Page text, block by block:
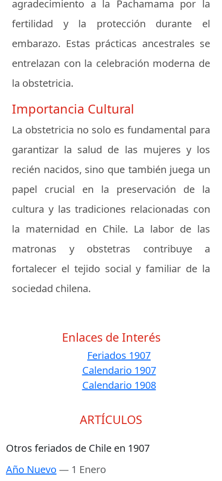
agradecimiento a la Pachamama por la
fertilidad y la protección durante el
embarazo. Estas prácticas ancestrales se
entrelazan con la celebración moderna de
la obstetricia.
Importancia Cultural
La obstetricia no solo es fundamental para
garantizar la salud de las mujeres y los
recién nacidos, sino que también juega un
papel crucial en la preservación de la
cultura y las tradiciones relacionadas con
la maternidad en Chile. La labor de las
matronas y obstetras contribuye a
fortalecer el tejido social y familiar de la
sociedad chilena.
Enlaces de Interés
Feriados 1907
Calendario 1907
Calendario 1908
ARTÍCULOS
Otros feriados de Chile en 1907
Año Nuevo — 1 Enero